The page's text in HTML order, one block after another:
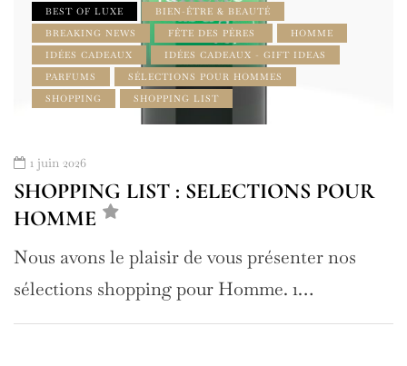
BEST OF LUXE
BIEN-ÊTRE & BEAUTÉ
BREAKING NEWS
FÊTE DES PÈRES
HOMME
IDÉES CADEAUX
IDÉES CADEAUX - GIFT IDEAS
PARFUMS
SÉLECTIONS POUR HOMMES
SHOPPING
SHOPPING LIST
1 juin 2026
SHOPPING LIST : SELECTIONS POUR
HOMME
Nous avons le plaisir de vous présenter nos
sélections shopping pour Homme. 1…